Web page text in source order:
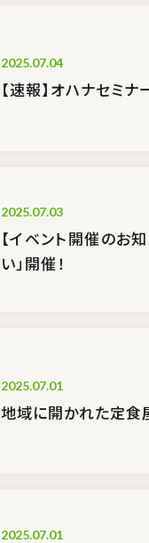
2025.07.04
【速報】オハナセミ
2025.07.03
【イベント開催のお
い」開催！
2025.07.01
地域に開かれた定食
2025.07.01